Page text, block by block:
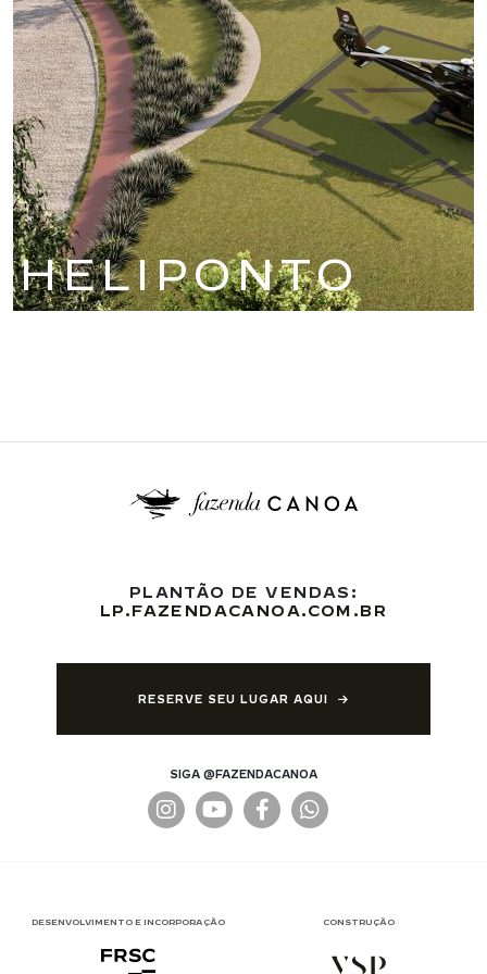
HELIPONTO
PLANTÃO DE VENDAS:
LP.FAZENDACANOA.COM.BR
RESERVE SEU LUGAR AQUI
SIGA @FAZENDACANOA
DESENVOLVIMENTO E INCORPORAÇÃO CONSTRUÇÃO